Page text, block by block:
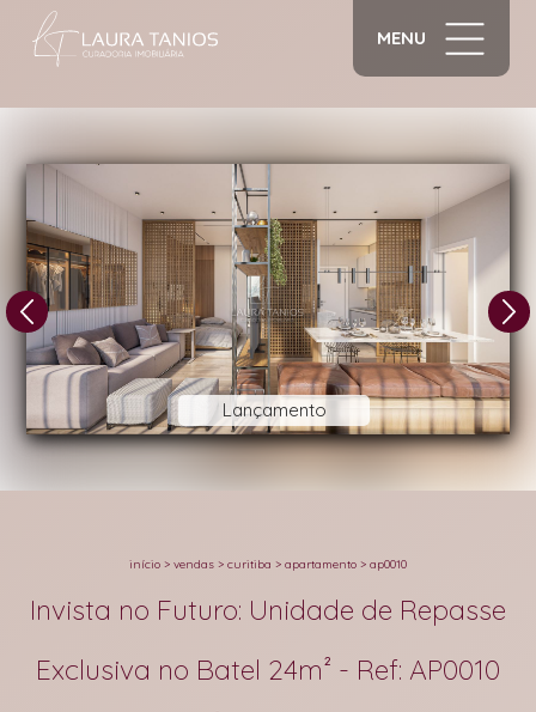
MENU
Lançamento
início > vendas > curitiba > apartamento > ap0010
Invista no Futuro: Unidade de Repasse
Exclusiva no Batel 24m² - Ref: AP0010